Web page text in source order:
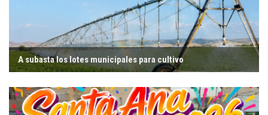
A subasta los lotes municipales para cultivo